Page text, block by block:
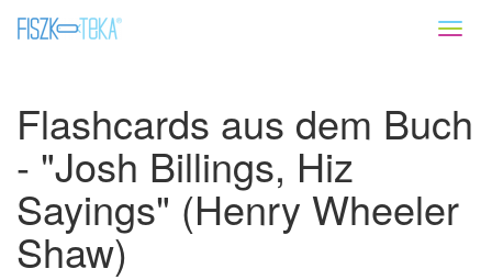
Flashcards aus dem Buch
- "Josh Billings, Hiz
Sayings" (Henry Wheeler
Shaw)